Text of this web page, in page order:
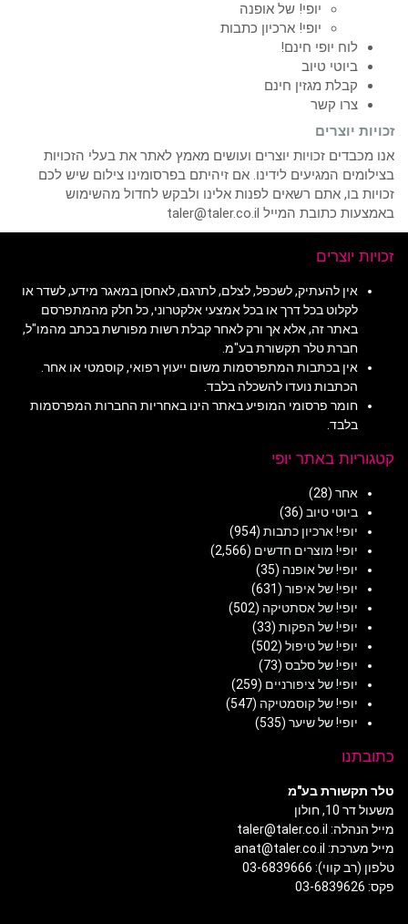
יופי! של אופנה
יופי! ארכיון כתבות
לוח יופי חינם!
ביוטי טיוב
קבלת מגזין חינם
צרו קשר
זכויות יוצרים
אנו מכבדים זכויות יוצרים ועושים מאמץ לאתר את בעלי הזכויות
בצילומים המגיעים לידינו. אם זיהיתם בפרסומינו צילום שיש לכם
זכויות בו, אתם רשאים לפנות אלינו ולבקש לחדול מהשימוש
באמצעות כתובת המייל taler@taler.co.il
זכויות יוצרים
אין להעתיק, לשכפל, לצלם, לתרגם, לאחסן במאגר מידע, לשדר או
לקלוט בכל דרך או בכל אמצעי אלקטרוני, כל חלק מהמתפרסם
באתר זה, אלא אך ורק לאחר קבלת רשות מפורשת בכתב מהמו"ל,
חברת טלר תקשורת בע"מ.
אין בכתבות המתפרסמות משום ייעוץ רפואי, קוסמטי או אחר.
הכתבות נועדו להשכלה בלבד.
חומר פרסומי המופיע באתר הינו באחריות החברות המפרסמות
בלבד.
קטגוריות באתר יופי
אחר (28)
ביוטי טיוב (36)
יופי! ארכיון כתבות (954)
יופי! מוצרים חדשים (2,566)
יופי! של אופנה (35)
יופי! של איפור (631)
יופי! של אסתטיקה (502)
יופי! של הפקות (33)
יופי! של טיפול (502)
יופי! של סלבס (73)
יופי! של ציפורניים (259)
יופי! של קוסמטיקה (547)
יופי! של שיער (535)
כתובתנו
טלר תקשורת בע"מ
משעול דר 10, חולון
מייל הנהלה: taler@taler.co.il
מייל מערכת: anat@taler.co.il
טלפון (רב קווי): 03-6839666
פקס: 03-6839626